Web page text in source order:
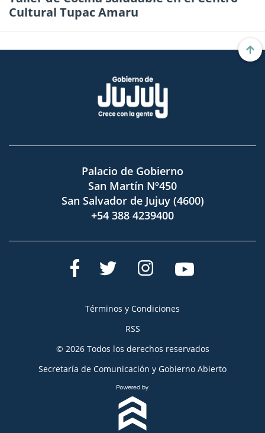
Cultural Tupac Amaru
Palacio de Gobierno
San Martín Nº450
San Salvador de Jujuy (4600)
+54 388 4239400
Términos y Condiciones
RSS
© 2026 Todos los derechos reservados
Secretaría de Comunicación y Gobierno Abierto